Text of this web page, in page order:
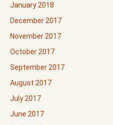
January 2018
December 2017
November 2017
October 2017
September 2017
August 2017
July 2017
June 2017